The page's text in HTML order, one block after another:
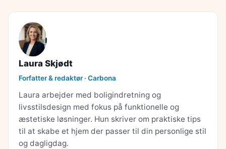
Laura Skjødt
Forfatter & redaktør · Carbona
Laura arbejder med boligindretning og
livsstilsdesign med fokus på funktionelle og
æstetiske løsninger. Hun skriver om praktiske tips
til at skabe et hjem der passer til din personlige stil
og dagligdag.